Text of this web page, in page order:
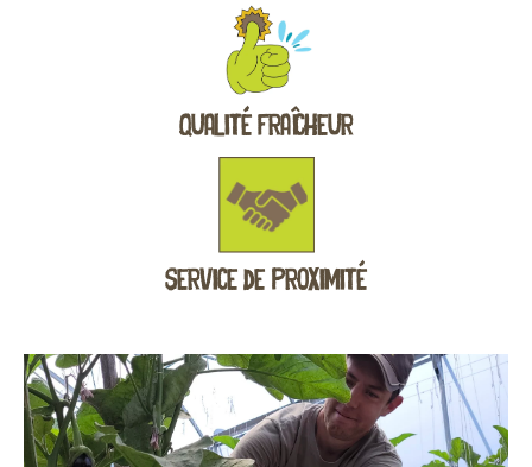
Qualité Fraîcheur
Service de Proximité